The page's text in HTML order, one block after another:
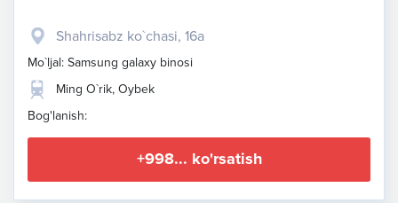
Shahrisabz ko`chasi, 16a
Mo`ljal: Samsung galaxy binosi
Ming O`rik, Oybek
Bog'lanish:
+998... ko'rsatish